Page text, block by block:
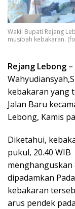
Wakil Bupati Rejang
musibah kebakaran.
Rejang Lebong –
kebakaran yang
Jalan Baru
Lebong, Kamis
Diketahui,
pukul, 20.40 WIB
menghanguskan
dipadamkan
kebakaran
arus pendek